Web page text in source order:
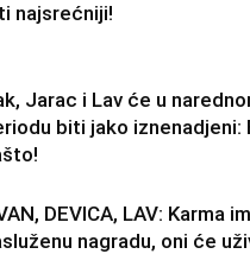
najsrećniji!
Jarac i Lav će u
biti jako iznenadjeni:
DEVICA, LAV: Karma
nagradu, oni će